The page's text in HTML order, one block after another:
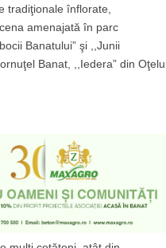
tradiţionale înflorate,
amenajată în parc
Banatului” şi ,,Junii
Banat, ,,Iedera” din Oţelu